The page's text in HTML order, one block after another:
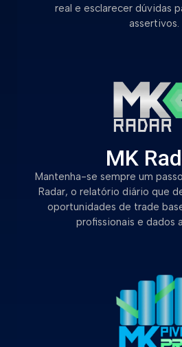
real e esclarecer dúvidas
assertivos.
MK
Mantenha-se sempre um
Radar, o relatório diário que
oportunidades de trade
profissionais e dados